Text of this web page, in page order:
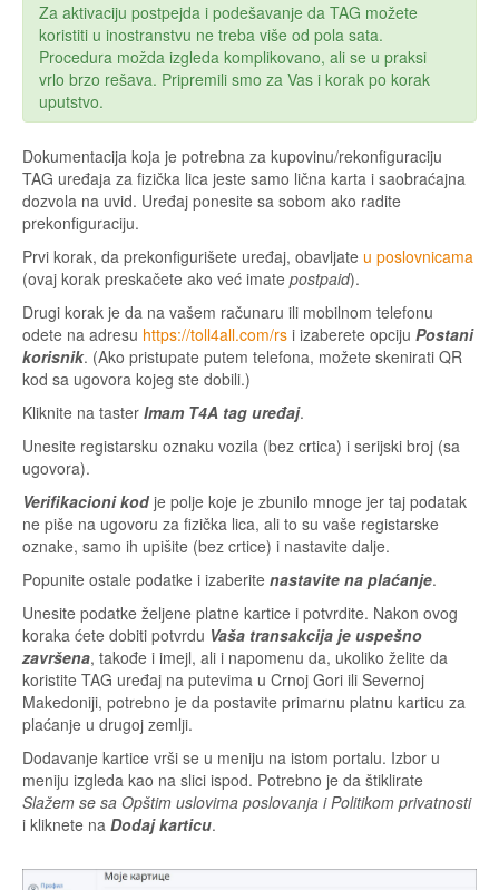
Za aktivaciju postpejda i podešavanje da TAG možete
koristiti u inostranstvu ne treba više od pola sata.
Procedura možda izgleda komplikovano, ali se u praksi
vrlo brzo rešava. Pripremili smo za Vas i korak po korak
uputstvo.
Dokumentacija koja je potrebna za kupovinu/rekonfiguraciju
TAG uređaja za fizička lica jeste samo lična karta i saobraćajna
dozvola na uvid. Uređaj ponesite sa sobom ako radite
prekonfiguraciju.
Prvi korak, da prekonfigurišete uređaj, obavljate u poslovnicama
(ovaj korak preskačete ako već imate postpaid).
Drugi korak je da na vašem računaru ili mobilnom telefonu
odete na adresu https://toll4all.com/rs i izaberete opciju Postani
korisnik. (Ako pristupate putem telefona, možete skenirati QR
kod sa ugovora kojeg ste dobili.)
Kliknite na taster Imam T4A tag uređaj.
Unesite registarsku oznaku vozila (bez crtica) i serijski broj (sa
ugovora).
Verifikacioni kod je polje koje je zbunilo mnoge jer taj podatak
ne piše na ugovoru za fizička lica, ali to su vaše registarske
oznake, samo ih upišite (bez crtice) i nastavite dalje.
Popunite ostale podatke i izaberite nastavite na plaćanje.
Unesite podatke željene platne kartice i potvrdite. Nakon ovog
koraka ćete dobiti potvrdu Vaša transakcija je uspešno
završena, takođe i imejl, ali i napomenu da, ukoliko želite da
koristite TAG uređaj na putevima u Crnoj Gori ili Severnoj
Makedoniji, potrebno je da postavite primarnu platnu karticu za
plaćanje u drugoj zemlji.
Dodavanje kartice vrši se u meniju na istom portalu. Izbor u
meniju izgleda kao na slici ispod. Potrebno je da štiklirate
Slažem se sa Opštim uslovima poslovanja i Politikom privatnosti
i kliknete na Dodaj karticu.